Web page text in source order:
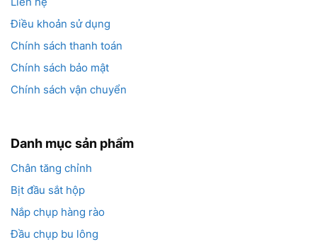
Điều khoản sử dụng
Chính sách thanh toán
Chính sách bảo mật
Chính sách vận chuyển
Danh mục sản phẩm
Chân tăng chỉnh
Bịt đầu sắt hộp
Nắp chụp hàng rào
Đầu chụp bu lông